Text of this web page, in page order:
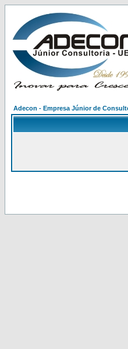
Adecon - Empresa Júnior de